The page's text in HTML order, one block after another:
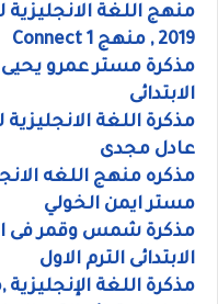
منهج اللغة الانجليزية
2019 , منهج Connect 1
مذكرة مستر عمرو يحيى
الابتدائى
مذكرة اللغة
عادل مجدى
مذكره منهج اللغه
مستر ايمن الخولي
مذكرة شمس وقمر فى
الابتدائى الترم الاول
مذكرة اللغة